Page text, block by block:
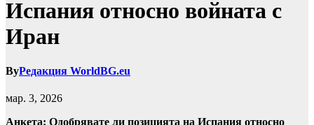
Испания относно войната с
Иран
ByРедакция WorldBG.eu
мар. 3, 2026
Анкета: Одобрявате ли позицията на Испания относно